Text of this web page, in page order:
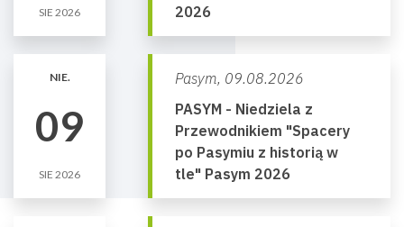
SIE 2026
2026
NIE.
09
SIE 2026
Pasym, 09.08.2026
PASYM - Niedziela z
Przewodnikiem "Spacery
po Pasymiu z historią w
tle" Pasym 2026